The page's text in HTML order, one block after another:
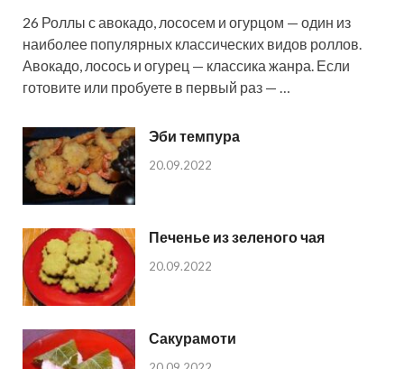
26 Роллы с авокадо, лососем и огурцом — один из
наиболее популярных классических видов роллов.
Авокадо, лосось и огурец — классика жанра. Если
готовите или пробуете в первый раз — …
Эби темпура
20.09.2022
Печенье из зеленого чая
20.09.2022
Сакурамоти